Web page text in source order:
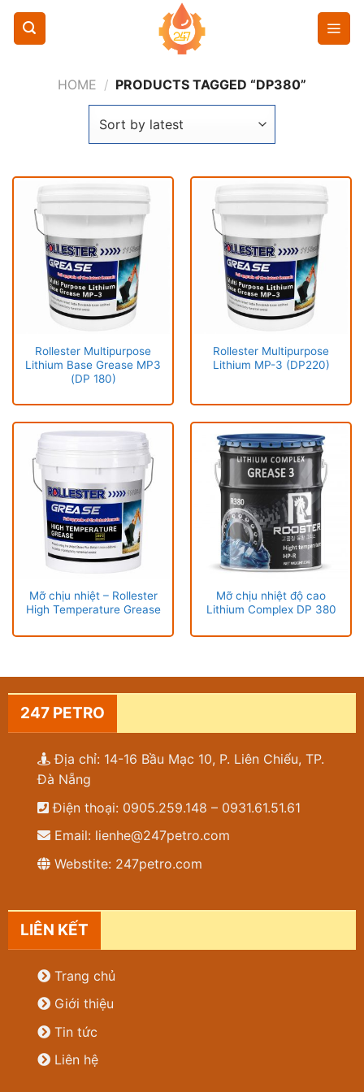
Chuyển
nội
HOME / PRODUCTS TAGGED “DP380”
Rollester Multipurpose
Lithium Base Grease MP3
(DP 180)
Rollester Multipurpose
Lithium MP-3 (DP220)
Mỡ chịu nhiệt – Rollester
High Temperature Grease
Mỡ chịu nhiệt độ cao
Lithium Complex DP 380
247 PETRO
Địa chỉ: 14-16 Bầu Mạc 10, P. Liên Chiểu, TP.
Đà Nẵng
Điện thoại: 0905.259.148 – 0931.61.51.61
Email: lienhe@247petro.com
Webstite: 247petro.com
LIÊN KẾT
Trang chủ
Giới thiệu
Tin tức
Liên hệ